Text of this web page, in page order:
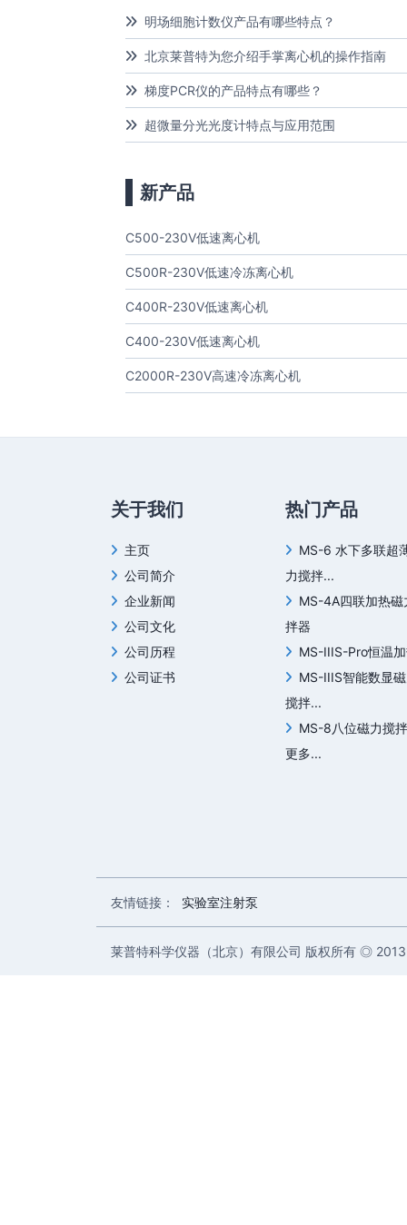
明场细胞计数仪产品有哪些特点？
北京莱普特为您介绍手掌离心机的操作指南
梯度PCR仪的产品特点有哪些？
超微量分光光度计特点与应用范围
新产品
C500-230V低速离心机
C500R-230V低速冷冻离心机
C400R-230V低速离心机
C400-230V低速离心机
C2000R-230V高速冷冻离心机
关于我们
主页
公司简介
企业新闻
公司文化
公司历程
公司证书
热门产品
MS-6 水下多联超
力搅拌...
MS-4A四联加热磁
拌器
MS-IIIS-Pro恒温
MS-IIIS智能数显
搅拌...
MS-8八位磁力搅
更多...
友情链接： 实验室注射泵
莱普特科学仪器（北京）有限公司 版权所有 ◎